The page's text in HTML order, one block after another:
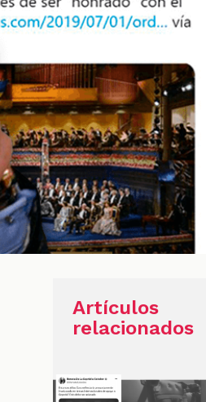
Artículos
relacionados